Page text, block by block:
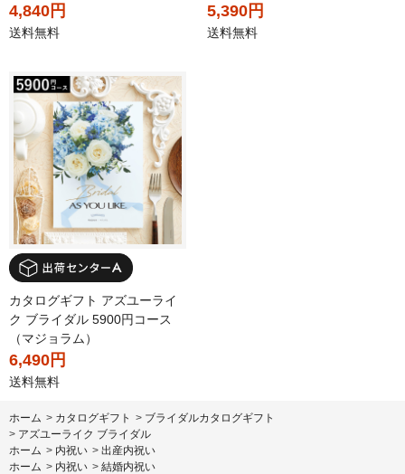
4,840円
送料無料
5,390円
送料無料
カタログギフト アズユーライ
ク ブライダル 5900円コース
（マジョラム）
6,490円
送料無料
ホーム > カタログギフト > ブライダルカタログギフト
> アズユーライク ブライダル
ホーム > 内祝い > 出産内祝い
ホーム > 内祝い > 結婚内祝い